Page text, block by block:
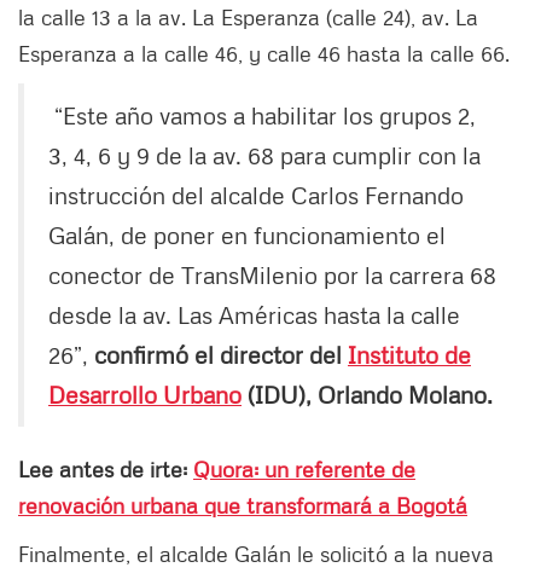
la calle 13 a la av. La Esperanza (calle 24), av. La
Esperanza a la calle 46, y calle 46 hasta la calle 66.
“Este año vamos a habilitar los grupos 2,
3, 4, 6 y 9 de la av. 68 para cumplir con la
instrucción del alcalde Carlos Fernando
Galán, de poner en funcionamiento el
conector de TransMilenio por la carrera 68
desde la av. Las Américas hasta la calle
26”, confirmó el director del Instituto de
Desarrollo Urbano (IDU), Orlando Molano.
Lee antes de irte: Quora: un referente de
renovación urbana que transformará a Bogotá
Finalmente, el alcalde Galán le solicitó a la nueva